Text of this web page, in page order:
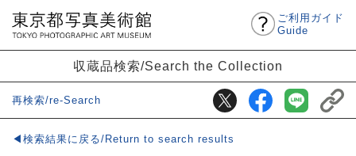
ご利用ガイド
Guide
収蔵品検索/Search the Collection
再検索/re-Search
◀検索結果に戻る/Return to search results